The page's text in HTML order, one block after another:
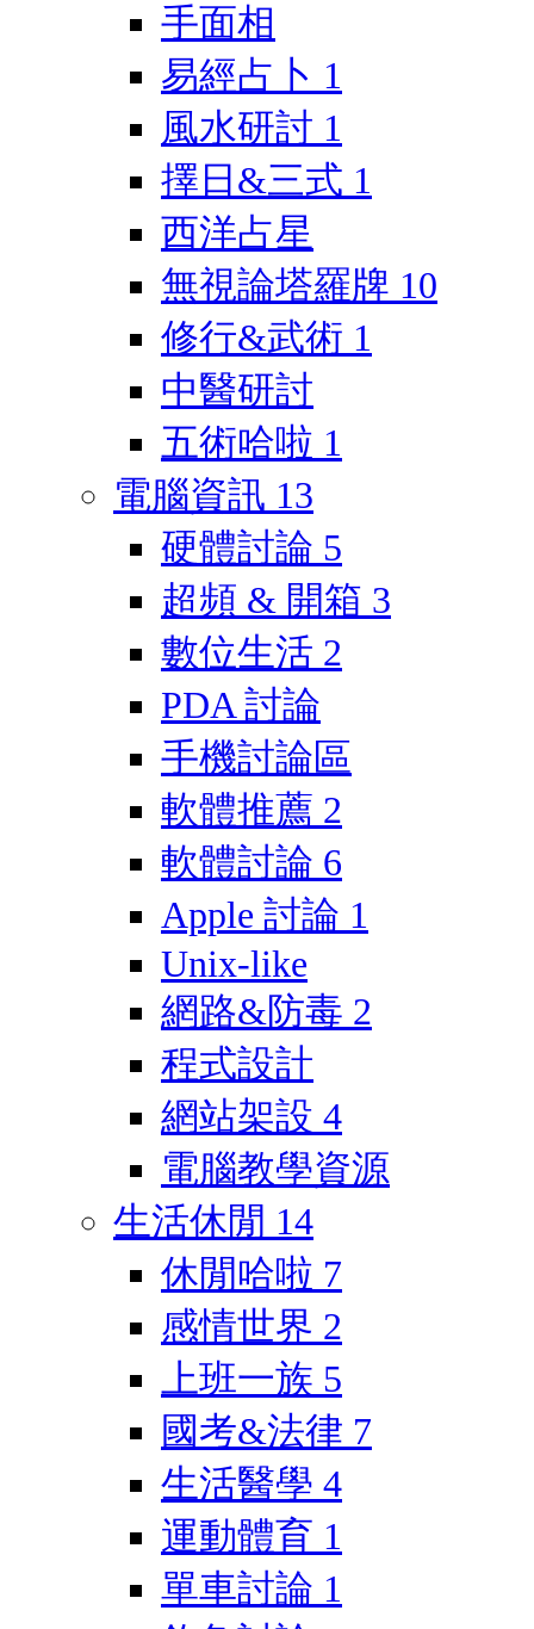
手面相
易經占卜 1
風水研討 1
擇日&三式 1
西洋占星
無視論塔羅牌 10
修行&武術 1
中醫研討
五術哈啦 1
電腦資訊 13
硬體討論 5
超頻 & 開箱 3
數位生活 2
PDA 討論
手機討論區
軟體推薦 2
軟體討論 6
Apple 討論 1
Unix-like
網路&防毒 2
程式設計
網站架設 4
電腦教學資源
生活休閒 14
休閒哈啦 7
感情世界 2
上班一族 5
國考&法律 7
生活醫學 4
運動體育 1
單車討論 1